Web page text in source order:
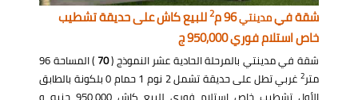
شقة فيمدينتي96 م 2للبيع كاش على حديقة تشطيب
خاص استلام فوري 950,000 ج
شقة في مدينتي بالمرحلة الحادية عشر النموذج (70
) المساحة 96
متر2
غربي تطل على حديقة تشمل 2 نوم 1 حمام 0 بلكونة بالطابق